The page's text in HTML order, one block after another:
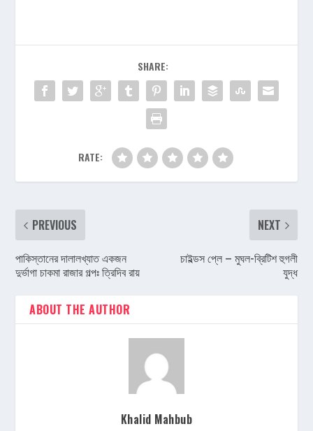
SHARE:
RATE:
PREVIOUS
পাকিস্তানের দালালখ্যাত একজন
দুর্ভাগা চাকমা রাজার গল্পঃ ত্রিদিব রায়
NEXT
চাইল্ডস প্লে – মুঘল-ব্রিটিশ হুগলী
যুদ্ধ
ABOUT THE AUTHOR
Khalid Mahbub